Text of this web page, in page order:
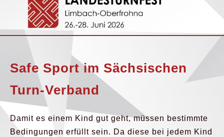
Safe Sport im Sächsischen
Turn-Verband
Damit es einem Kind gut geht, müssen bestimmte
Bedingungen erfüllt sein. Da diese bei jedem Kind